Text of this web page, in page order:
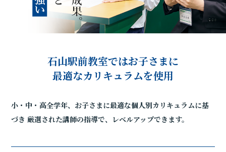
石山駅前教室ではお子さまに
最適なカリキュラムを使用
小・中・高全学年、お子さまに最適な個人別カリキュラムに基
づき 厳選された講師の指導で、レベルアップできます。